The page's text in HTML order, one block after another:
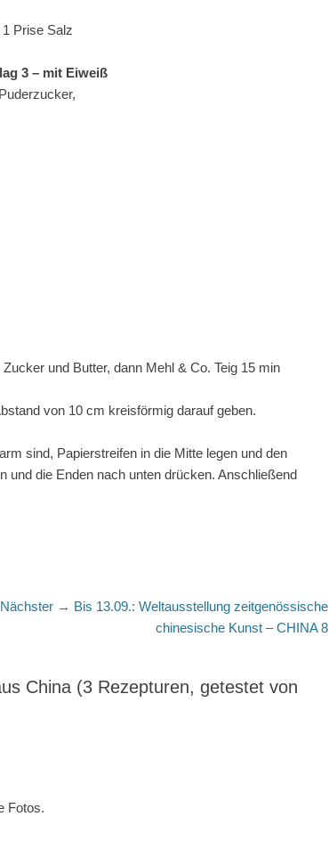
Prise Salz
3 – mit Eiweiß
und Butter, dann Mehl & Co. Teig 15 min
von 10 cm kreisförmig darauf geben.
sind, Papierstreifen in die Mitte legen und den
und die Enden nach unten drücken. Anschließend
Nächster → Nächster
Bis 13.09.: Weltausstellung zeitgenössische
chinesische Kunst – CHINA 8
China (3 Rezepturen, getestet von
Fotos.